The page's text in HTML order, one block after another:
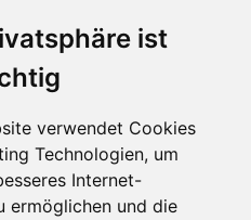
ist
verwendet Cookies
Technologien, um
Internet-
ermöglichen und die
Über Uns
Das Künstlerfamilie
Museum
Factory Shop